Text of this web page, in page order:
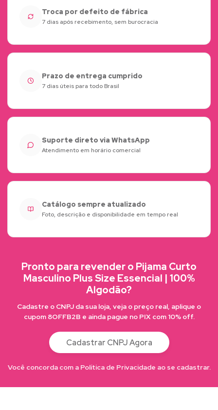
Troca por defeito de fábrica
7 dias após recebimento, sem burocracia
Prazo de entrega cumprido
7 dias úteis para todo Brasil
Suporte direto via WhatsApp
Atendimento em horário comercial
Catálogo sempre atualizado
Foto, descrição e disponibilidade em tempo real
Pronto para revender o Pijama Curto
Masculino Plus Size Essencial | 100%
Algodão?
Cadastre o CNPJ da sua loja, veja o preço real, aplique o
cupom 8OFFB2B e ainda pague no PIX com 10% off.
Cadastrar CNPJ Agora
Você concorda com a Política de Privacidade ao se cadastrar.